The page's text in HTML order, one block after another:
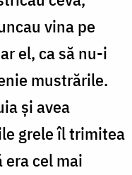
vina pe
el, ca să nu-i
mustrările.
și avea
grele îl trimitea
cel mai